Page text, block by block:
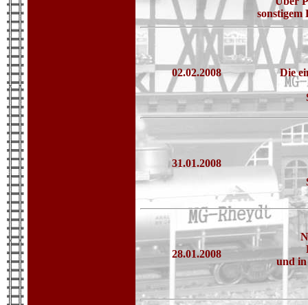
02.02.2008 Die
31.01.2008
28.01.2008
und